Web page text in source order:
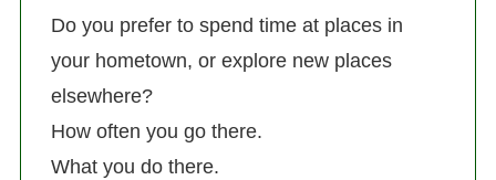
Do you prefer to spend time at places in
your hometown, or explore new places
elsewhere?
How often you go there.
What you do there.